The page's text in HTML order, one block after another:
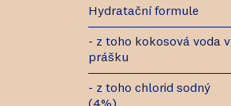
Hydratační formule
- z toho kokosová voda v
prášku
- z toho chlorid sodný